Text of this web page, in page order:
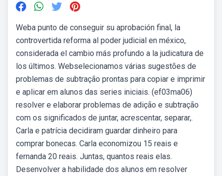
Weba punto de conseguir su aprobación final, la
controvertida reforma al poder judicial en méxico,
considerada el cambio más profundo a la judicatura de
los últimos. Webselecionamos várias sugestões de
problemas de subtração prontas para copiar e imprimir
e aplicar em alunos das series iniciais. (ef03ma06)
resolver e elaborar problemas de adição e subtração
com os significados de juntar, acrescentar, separar,.
Carla e patrícia decidiram guardar dinheiro para
comprar bonecas. Carla economizou 15 reais e
fernanda 20 reais. Juntas, quantos reais elas.
Desenvolver a habilidade dos alunos em resolver